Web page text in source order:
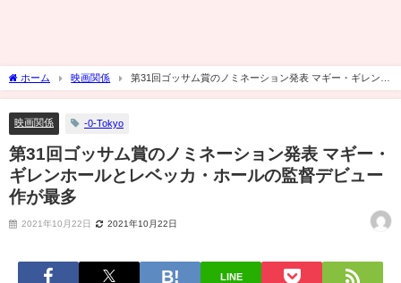
ホーム 映画関係
第31回ゴッサム賞のノミネーション発表 マギー・ギレンホ
ールとレベッカ・ホールの監督デビュー作が最多
映画関係 -0-Tokyo
第31回ゴッサム賞のノミネーション発表 マギー・
ギレンホールとレベッカ・ホールの監督デビュー
作が最多
2021年10月22日 2021年10月22日
LINE